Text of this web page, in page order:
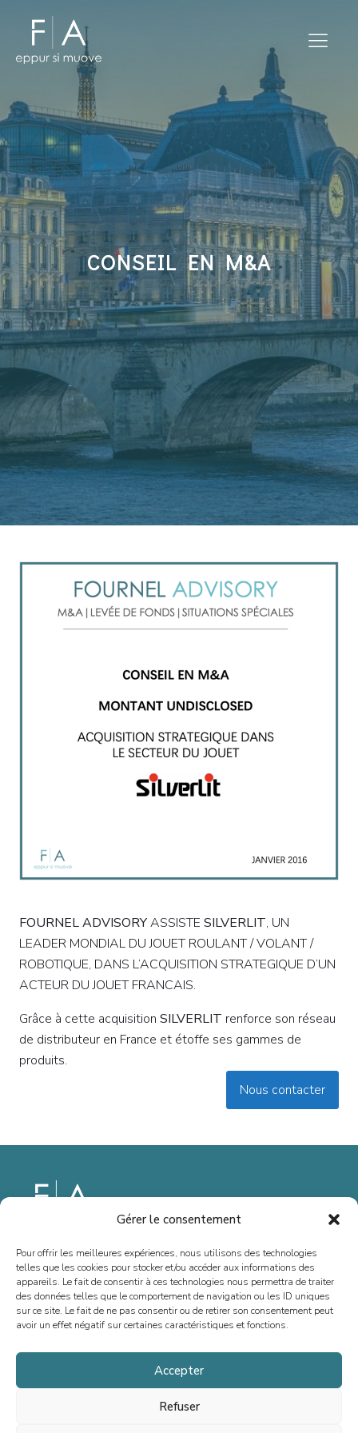
Gérer le consentement
Pour offrir les meilleures expériences, nous utilisons des technologies
telles que les cookies pour stocker et/ou accéder aux informations des
appareils. Le fait de consentir à ces technologies nous permettra de traiter
des données telles que le comportement de navigation ou les ID uniques
sur ce site. Le fait de ne pas consentir ou de retirer son consentement peut
avoir un effet négatif sur certaines caractéristiques et fonctions.
Accepter
Refuser
CONSEIL EN M&A
FOURNEL ADVISORYASSISTESILVERLIT, UN
LEADER MONDIAL DU JOUET ROULANT / VOLANT /
ROBOTIQUE, DANS L’ACQUISITION STRATEGIQUE D’UN
ACTEUR DU JOUET FRANCAIS.
Grâce à cette acquisitionSILVERLIT renforce son réseau
de distributeur en France et étoffe ses gammes de
produits.
Nous contacter
acquisitions, levées de fonds et situations spéciales, en France et à
l’international. Notre vocation est d’accompagner la croissance des
dirigeant(e)s, entrepreneurs, PME et ETI, en offrant un conseil sur
mesure.